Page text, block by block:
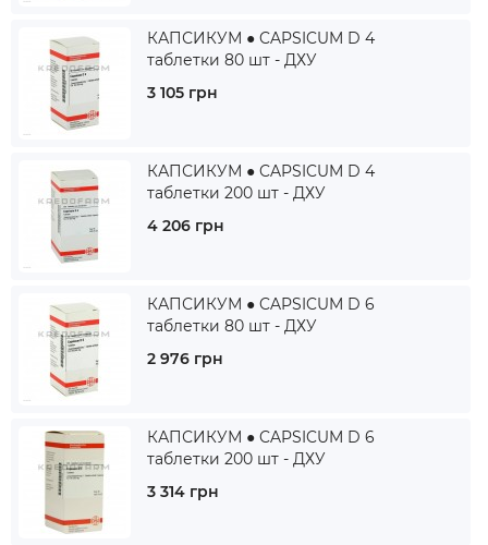
КАПСИКУМ ● CAPSICUM D 4
таблетки 80 шт - ДХУ
3 105 грн
КАПСИКУМ ● CAPSICUM D 4
таблетки 200 шт - ДХУ
4 206 грн
КАПСИКУМ ● CAPSICUM D 6
таблетки 80 шт - ДХУ
2 976 грн
КАПСИКУМ ● CAPSICUM D 6
таблетки 200 шт - ДХУ
3 314 грн